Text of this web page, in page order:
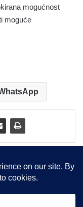
mogućnost
moguće
| LBS Team d.o.o.